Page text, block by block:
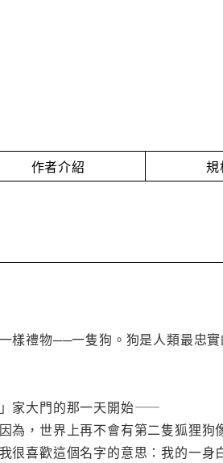
作者介紹 規
樣禮物──一隻狗。狗是人類最忠
家大門的那一天開始——
，世界上再不會有第二隻狐狸狗
喜歡這個名字的意思：我的一身